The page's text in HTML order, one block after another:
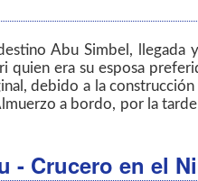
Abu Simbel,
era su esposa
debido a la
a bordo, por la
- Crucero en el